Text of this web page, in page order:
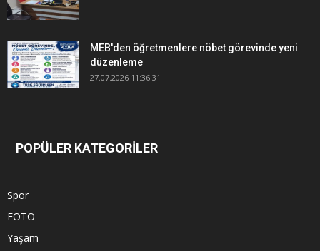
MEB'den öğretmenlere nöbet görevinde yeni
düzenleme
27.07.2026 11:36:31
POPÜLER KATEGORİLER
Spor
FOTO
Yaşam